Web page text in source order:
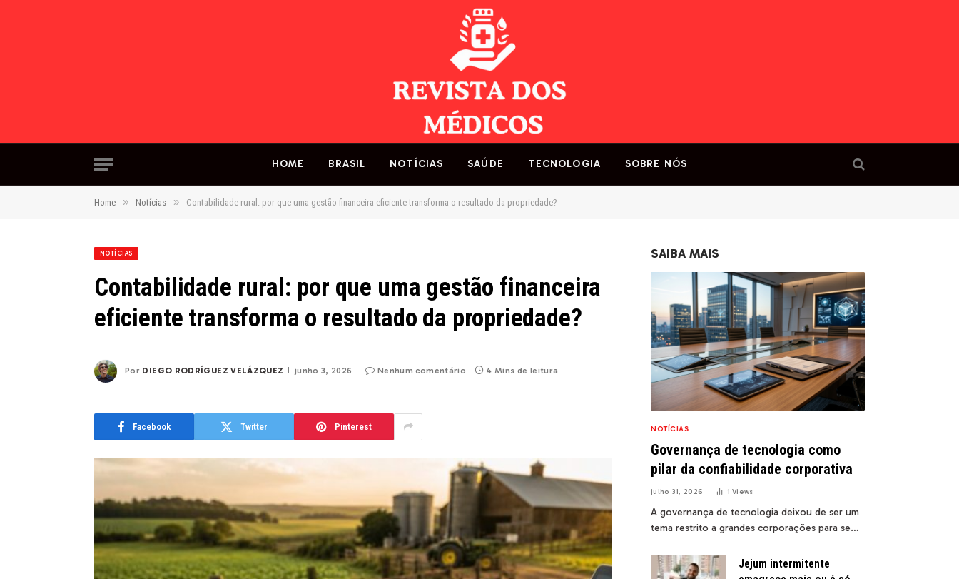
HOME BRASIL NOTÍCIAS SAÚDE TECNOLOGIA SOBRE NÓS
Home » Notícias » Contabilidade rural: por que uma gestão financeira eficiente transforma o resultado da propriedade?
NOTÍCIAS
Contabilidade rural: por que uma gestão financeira
eficiente transforma o resultado da propriedade?
Por DIEGO RODRÍGUEZ VELÁZQUEZ junho 3, 2026 Nenhum comentário 4 Mins de leitura
Facebook Twitter Pinterest
SAIBA MAIS
NOTÍCIAS
Governança de tecnologia como
pilar da confiabilidade corporativa
julho 31, 2026 1Views
A governança de tecnologia deixou de ser um
tema restrito a grandes corporações para se…
Jejum intermitente